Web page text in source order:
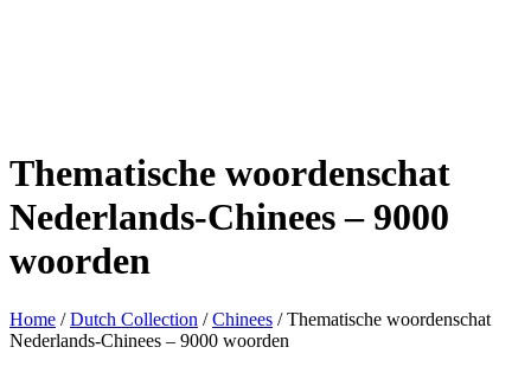
Thematische woordenschat
Nederlands-Chinees – 9000
woorden
Home /Dutch Collection /Chinees / Thematische woordenschat
Nederlands-Chinees – 9000 woorden